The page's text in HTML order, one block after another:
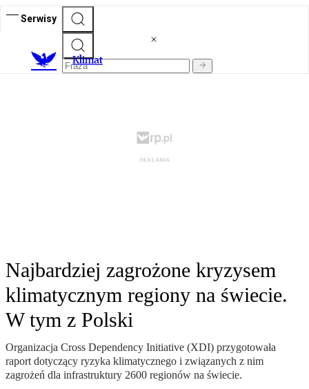
Serwisy
Klimat
Najbardziej zagrożone kryzysem
klimatycznym regiony na świecie.
W tym z Polski
Organizacja Cross Dependency Initiative (XDI) przygotowała
raport dotyczący ryzyka klimatycznego i związanych z nim
zagrożeń dla infrastruktury 2600 regionów na świecie.